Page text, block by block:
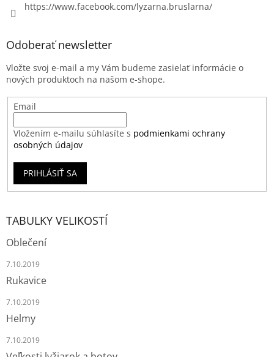
https://www.facebook.com/lyzarna.bruslarna/
Odoberať newsletter
Vložte svoj e-mail a my Vám budeme zasielať informácie o
nových produktoch na našom e-shope.
Email
Vložením e-mailu súhlasíte s podmienkami ochrany
osobných údajov
PRIHLÁSIŤ SA
TABULKY VELIKOSTÍ
Oblečení
7.10.2019
Rukavice
7.10.2019
Helmy
7.10.2019